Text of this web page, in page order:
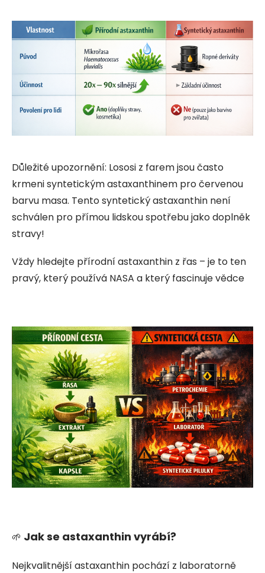
Důležité upozornění: Lososi z farem jsou často
krmeni syntetickým astaxanthinem pro červenou
barvu masa. Tento syntetický astaxanthin není
schválen pro přímou lidskou spotřebu jako doplněk
stravy!
Vždy hledejte přírodní astaxanthin z řas – je to ten
pravý, který používá NASA a který fascinuje vědce
🌱 Jak se astaxanthin vyrábí?
Nejkvalitnější astaxanthin pochází z laboratorně